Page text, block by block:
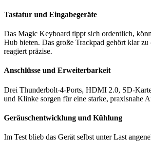
Tastatur und Eingabegeräte
Das Magic Keyboard tippt sich ordentlich,
Hub bieten. Das große Trackpad gehört klar zu
reagiert präzise.
Anschlüsse und Erweiterbarkeit
Drei Thunderbolt-4-Ports, HDMI 2.0, SD-
und Klinke sorgen für eine starke, praxisnahe
Geräuschentwicklung und Kühlung
Im Test blieb das Gerät selbst unter Last